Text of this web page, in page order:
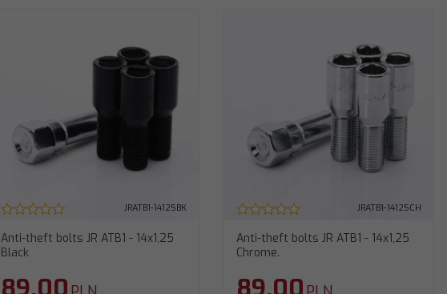
JRATB1-14125BK
Anti-theft bolts JR ATB1 - 14x1,25
Black
JRATB1-14125CH
Anti-theft bolts JR ATB1 - 14x1,25
Chrome.